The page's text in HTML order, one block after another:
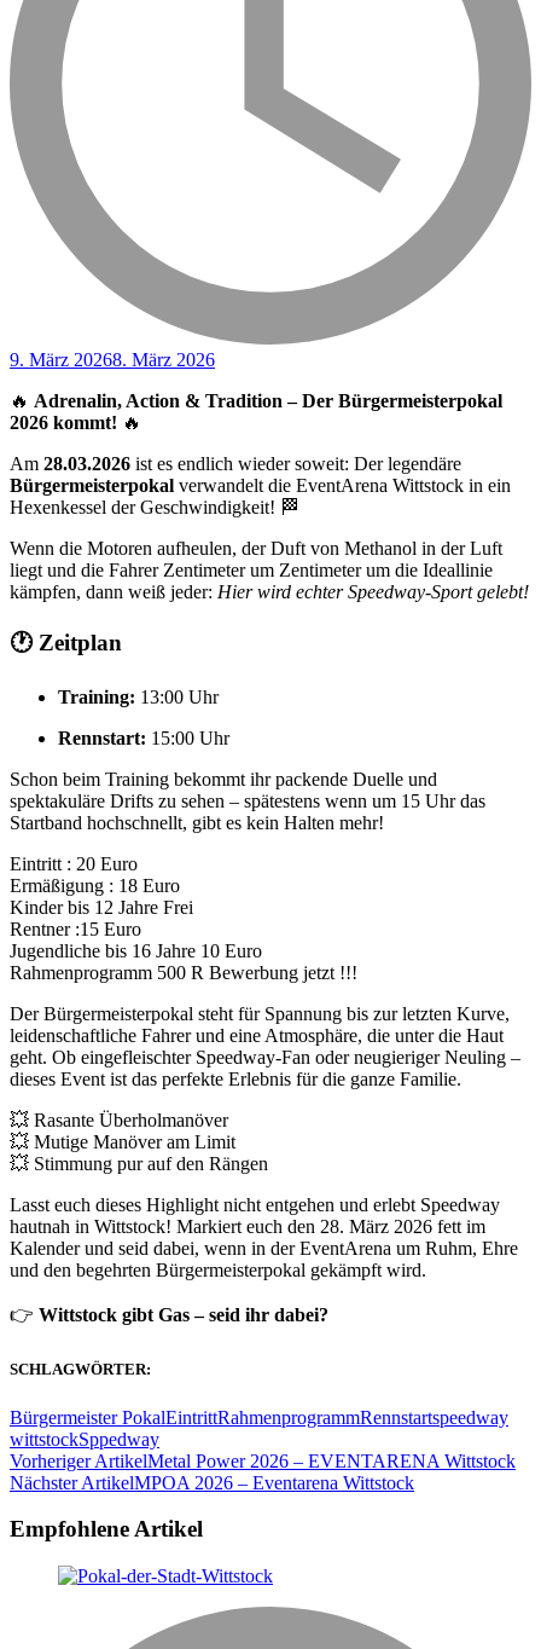
9. März 20268. März 2026
🔥 Adrenalin, Action & Tradition – Der Bürgermeisterpokal
2026 kommt! 🔥
Am 28.03.2026 ist es endlich wieder soweit: Der legendäre
Bürgermeisterpokal verwandelt die EventArena Wittstock in ein
Hexenkessel der Geschwindigkeit! 🏁
Wenn die Motoren aufheulen, der Duft von Methanol in der Luft
liegt und die Fahrer Zentimeter um Zentimeter um die Ideallinie
kämpfen, dann weiß jeder: Hier wird echter Speedway-Sport gelebt!
🕐 Zeitplan
Training: 13:00 Uhr
Rennstart: 15:00 Uhr
Schon beim Training bekommt ihr packende Duelle und
spektakuläre Drifts zu sehen – spätestens wenn um 15 Uhr das
Startband hochschnellt, gibt es kein Halten mehr!
Eintritt : 20 Euro
Ermäßigung : 18 Euro
Kinder bis 12 Jahre Frei
Rentner :15 Euro
Jugendliche bis 16 Jahre 10 Euro
Rahmenprogramm 500 R Bewerbung jetzt !!!
Der Bürgermeisterpokal steht für Spannung bis zur letzten Kurve,
leidenschaftliche Fahrer und eine Atmosphäre, die unter die Haut
geht. Ob eingefleischter Speedway-Fan oder neugieriger Neuling –
dieses Event ist das perfekte Erlebnis für die ganze Familie.
💥 Rasante Überholmanöver
💥 Mutige Manöver am Limit
💥 Stimmung pur auf den Rängen
Lasst euch dieses Highlight nicht entgehen und erlebt Speedway
hautnah in Wittstock! Markiert euch den 28. März 2026 fett im
Kalender und seid dabei, wenn in der EventArena um Ruhm, Ehre
und den begehrten Bürgermeisterpokal gekämpft wird.
👉 Wittstock gibt Gas – seid ihr dabei?
SCHLAGWÖRTER:
Bürgermeister PokalEintrittRahmenprogrammRennstartspeedway
wittstockSppedway
Beitragsnavigation
Vorheriger ArtikelMetal Power 2026 – EVENTARENA Wittstock
Nächster ArtikelMPOA 2026 – Eventarena Wittstock
Empfohlene Artikel